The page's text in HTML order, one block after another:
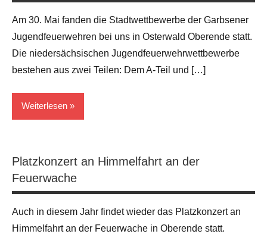
Am 30. Mai fanden die Stadtwettbewerbe der Garbsener
Jugendfeuerwehren bei uns in Osterwald Oberende statt.
Die niedersächsischen Jugendfeuerwehrwettbewerbe
bestehen aus zwei Teilen: Dem A‑Teil und […]
Weiterlesen
Platzkonzert an Himmelfahrt an der
Feuerwache
Auch in diesem Jahr findet wieder das Platzkonzert an
Himmelfahrt an der Feuerwache in Oberende statt.